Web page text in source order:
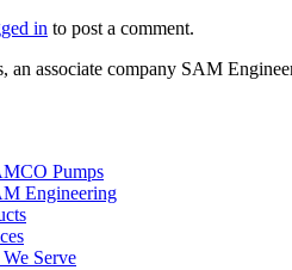
in to post a comment.
an associate company SAM
Pumps
Engineering
Serve